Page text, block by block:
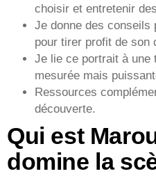
choisir et entretenir
Je donne des conseils
pour tirer profit de son
Je lie ce portrait à une
mesurée mais
Ressources
découverte.
Qui est
domine la